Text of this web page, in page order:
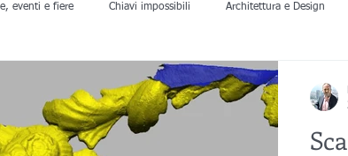
eventi e fiere Chiavi impossibili Architettura e Design
Progettazione 3D
engineering